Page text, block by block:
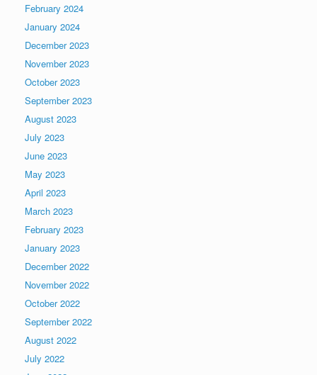
February 2024
January 2024
December 2023
November 2023
October 2023
September 2023
August 2023
July 2023
June 2023
May 2023
April 2023
March 2023
February 2023
January 2023
December 2022
November 2022
October 2022
September 2022
August 2022
July 2022